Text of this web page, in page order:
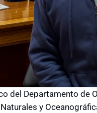
del Departamento de
y